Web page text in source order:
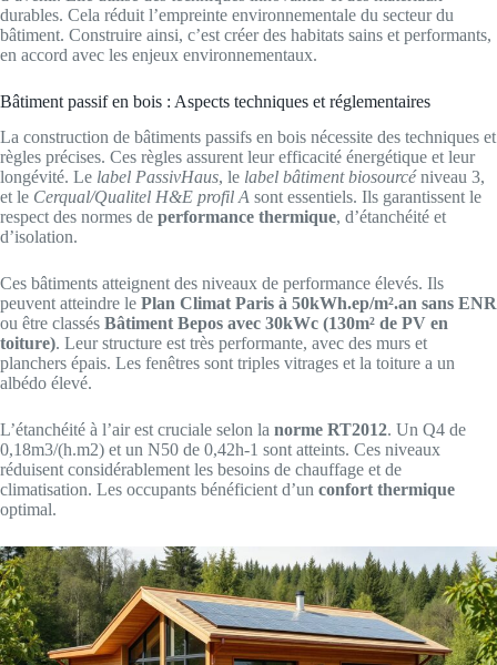
durables. Cela réduit l’empreinte environnementale du secteur du
bâtiment. Construire ainsi, c’est créer des habitats sains et performants,
en accord avec les enjeux environnementaux.
Bâtiment passif en bois : Aspects techniques et réglementaires
La construction de bâtiments passifs en bois nécessite des techniques et
règles précises. Ces règles assurent leur efficacité énergétique et leur
longévité. Le label PassivHaus, le label bâtiment biosourcé niveau 3,
et le Cerqual/Qualitel H&E profil A sont essentiels. Ils garantissent le
respect des normes de performance thermique, d’étanchéité et
d’isolation.
Ces bâtiments atteignent des niveaux de performance élevés. Ils
peuvent atteindre le Plan Climat Paris à 50kWh.ep/m².an sans ENR
ou être classés Bâtiment Bepos avec 30kWc (130m² de PV en
toiture). Leur structure est très performante, avec des murs et
planchers épais. Les fenêtres sont triples vitrages et la toiture a un
albédo élevé.
L’étanchéité à l’air est cruciale selon la norme RT2012. Un Q4 de
0,18m3/(h.m2) et un N50 de 0,42h-1 sont atteints. Ces niveaux
réduisent considérablement les besoins de chauffage et de
climatisation. Les occupants bénéficient d’un confort thermique
optimal.